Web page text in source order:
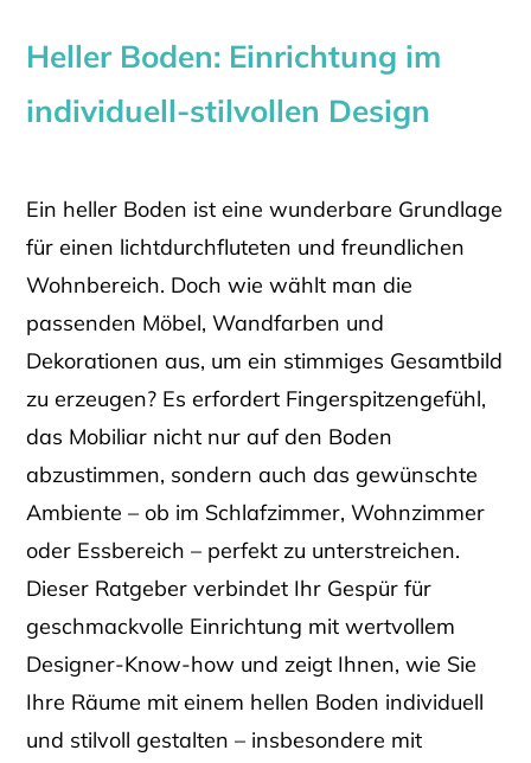
Heller Boden: Einrichtung im
individuell-stilvollen Design
Ein heller Boden ist eine wunderbare Grundlage
für einen lichtdurchfluteten und freundlichen
Wohnbereich. Doch wie wählt man die
passenden Möbel, Wandfarben und
Dekorationen aus, um ein stimmiges Gesamtbild
zu erzeugen? Es erfordert Fingerspitzengefühl,
das Mobiliar nicht nur auf den Boden
abzustimmen, sondern auch das gewünschte
Ambiente – ob im Schlafzimmer, Wohnzimmer
oder Essbereich – perfekt zu unterstreichen.
Dieser Ratgeber verbindet Ihr Gespür für
geschmackvolle Einrichtung mit wertvollem
Designer-Know-how und zeigt Ihnen, wie Sie
Ihre Räume mit einem hellen Boden individuell
und stilvoll gestalten – insbesondere mit